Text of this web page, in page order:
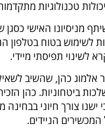
טכנולוגיות
מניסיונו האישי
לשימוש בטוח בטלפון
לשינוי תפיסתי מיידי.
אלמוג כהן, שהשיב
ביטחוניות. כהן
ישנו צורך חיוני
הניידים.